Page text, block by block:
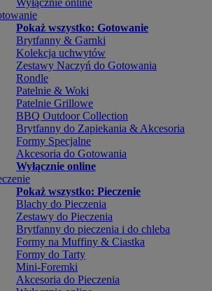
Wyłącznie online
Pokaż wszystko: Gotowanie
Brytfanny & Garnki
Kolekcja uchwytów
Zestawy Naczyń do Gotowania
Rondle
Patelnie & Woki
Patelnie Grillowe
BBQ Outdoor Collection
Brytfanny do Zapiekania & Akcesoria
Formy Specjalne
Akcesoria do Gotowania
Wyłącznie online
Pokaż wszystko: Pieczenie
Blachy do Pieczenia
Zestawy do Pieczenia
Brytfanny do pieczenia i do chleba
Formy na Muffiny & Ciastka
Formy do Tarty
Mini-Foremki
Akcesoria do Pieczenia